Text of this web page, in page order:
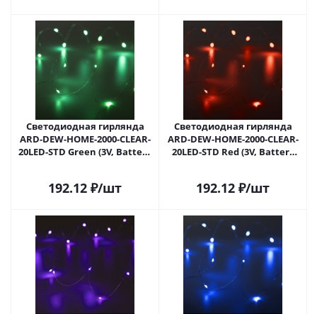
Светодиодная гирлянда
ARD-DEW-HOME-2000-CLEAR-
20LED-STD Green (3V, Battery
192.12 ₽/шт
Светодиодная гирлянда
ARD-DEW-HOME-2000-CLEAR-
20LED-STD Red (3V, Battery
192.12 ₽/шт